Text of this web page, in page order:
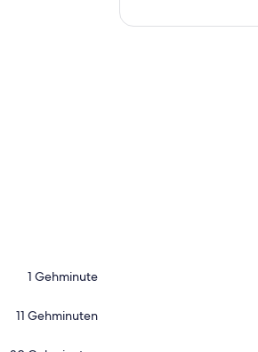
‪1 Gehminute‬
‪11 Gehminuten‬